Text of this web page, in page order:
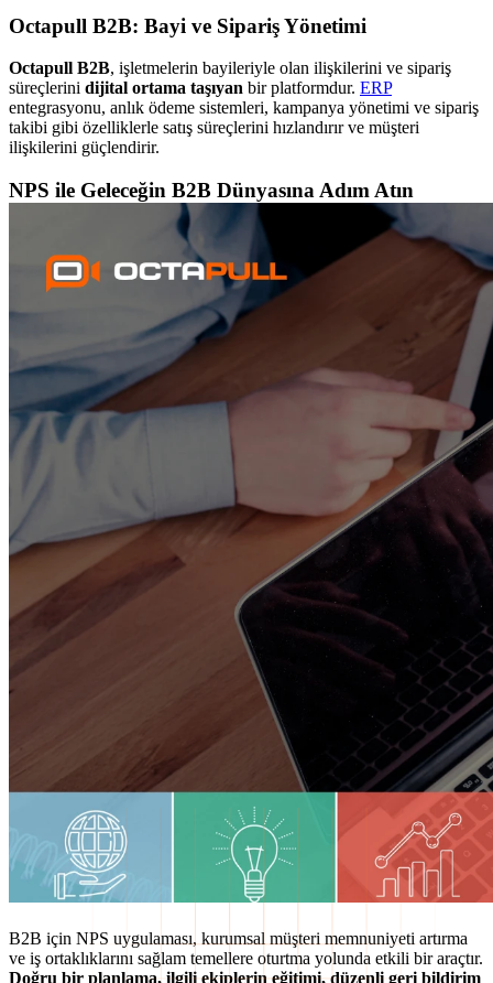
Octapull B2B: Bayi ve Sipariş Yönetimi
Octapull B2B, işletmelerin bayileriyle olan ilişkilerini ve sipariş
süreçlerini dijital ortama taşıyan bir platformdur. ERP
entegrasyonu, anlık ödeme sistemleri, kampanya yönetimi ve sipariş
takibi gibi özelliklerle satış süreçlerini hızlandırır ve müşteri
ilişkilerini güçlendirir.
NPS ile Geleceğin B2B Dünyasına Adım Atın
B2B için NPS uygulaması, kurumsal müşteri memnuniyeti artırma
ve iş ortaklıklarını sağlam temellere oturtma yolunda etkili bir araçtır.
Doğru bir planlama, ilgili ekiplerin eğitimi, düzenli geri bildirim